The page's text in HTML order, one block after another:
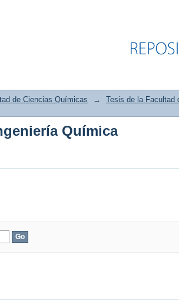
Química
de Ciencias Químicas → Tesis de la Facultad
Química